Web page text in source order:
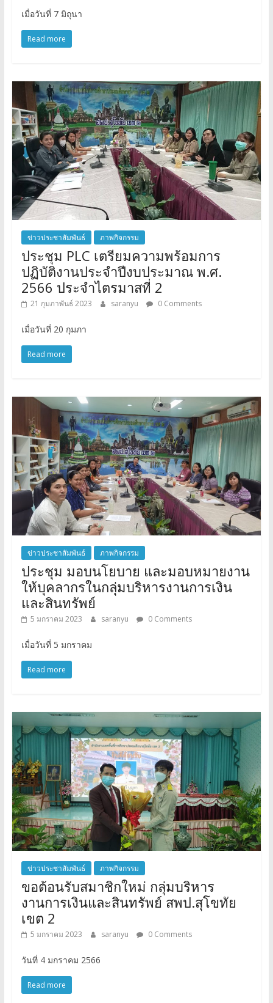
เมื่อวันที่ 7 มิถุนา
Read more
ข่าวประชาสัมพันธ์ ภาพกิจกรรม
ประชุม PLC เตรียมความพร้อมการ
ปฏิบัติงานประจำปีงบประมาณ พ.ศ.
2566 ประจำไตรมาสที่ 2
21 กุมภาพันธ์ 2023 saranyu 0 Comments
เมื่อวันที่ 20 กุมภา
Read more
ข่าวประชาสัมพันธ์ ภาพกิจกรรม
ประชุม มอบนโยบาย และมอบหมายงาน
ให้บุคลากรในกลุ่มบริหารงานการเงิน
และสินทรัพย์
5 มกราคม 2023 saranyu 0 Comments
เมื่อวันที่ 5 มกราคม
Read more
ข่าวประชาสัมพันธ์ ภาพกิจกรรม
ขอต้อนรับสมาชิกใหม่ กลุ่มบริหาร
งานการเงินและสินทรัพย์ สพป.สุโขทัย
เขต 2
5 มกราคม 2023 saranyu 0 Comments
วันที่ 4 มกราคม 2566
Read more